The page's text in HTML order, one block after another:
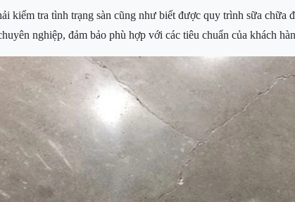
kiểm tra tình trạng sàn cũng như biết được quy trình sữa chữa
nghiệp, đảm bảo phù hợp với các tiêu chuẩn của khách